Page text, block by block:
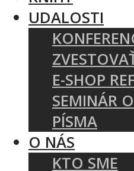
UDALOSTI
E-SHOP
SEMINÁR
PÍSMA
O NÁS
KTO SME